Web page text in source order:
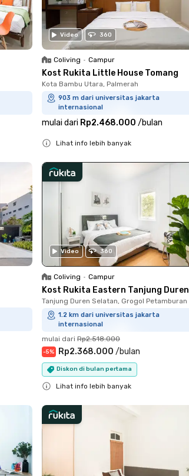
Video 360
Coliving • Campur
Kost Rukita Little House Tomang
Kota Bambu Utara, Palmerah
903 m dari universitas jakarta
internasional
mulai dari Rp2.468.000 /bulan
Lihat info lebih banyak
Video 360
Coliving • Campur
Kost Rukita Eastern Tanjung Duren
Tanjung Duren Selatan, Grogol Petamburan
1.2 km dari universitas jakarta
internasional
mulai dari Rp2.518.000
-5% Rp2.368.000 /bulan
Diskon di bulan pertama
Lihat info lebih banyak